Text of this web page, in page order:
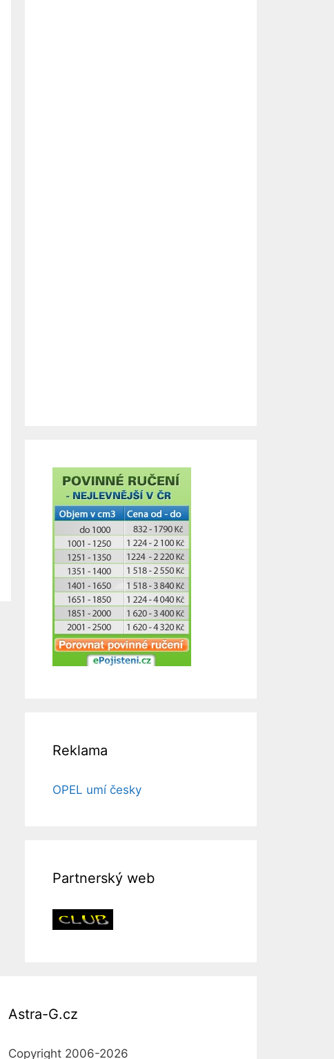
Reklama
OPEL umí česky
Partnerský web
Astra-G.cz
Copyright 2006-2026